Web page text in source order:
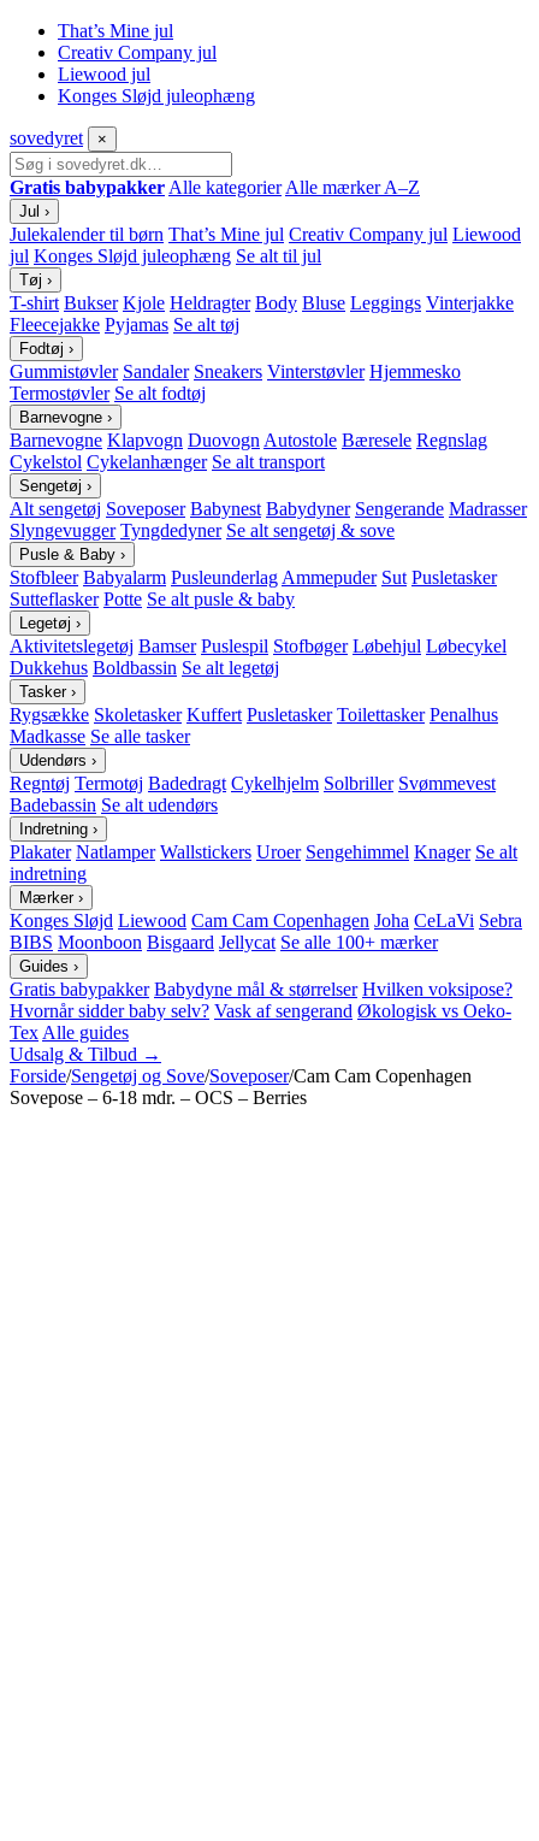
That’s Mine jul
Creativ Company jul
Liewood jul
Konges Sløjd juleophæng
sovedyret ×
Gratis babypakker Alle kategorier Alle mærker A–Z
Jul ›
Julekalender til børn That’s Mine jul Creativ Company jul Liewood
jul Konges Sløjd juleophæng Se alt til jul
Tøj ›
T-shirt Bukser Kjole Heldragter Body Bluse Leggings Vinterjakke
Fleecejakke Pyjamas Se alt tøj
Fodtøj ›
Gummistøvler Sandaler Sneakers Vinterstøvler Hjemmesko
Termostøvler Se alt fodtøj
Barnevogne ›
Barnevogne Klapvogn Duovogn Autostole Bæresele Regnslag
Cykelstol Cykelanhænger Se alt transport
Sengetøj ›
Alt sengetøj Soveposer Babynest Babydyner Sengerande Madrasser
Slyngevugger Tyngdedyner Se alt sengetøj & sove
Pusle & Baby ›
Stofbleer Babyalarm Pusleunderlag Ammepuder Sut Pusletasker
Sutteflasker Potte Se alt pusle & baby
Legetøj ›
Aktivitetslegetøj Bamser Puslespil Stofbøger Løbehjul Løbecykel
Dukkehus Boldbassin Se alt legetøj
Tasker ›
Rygsække Skoletasker Kuffert Pusletasker Toilettasker Penalhus
Madkasse Se alle tasker
Udendørs ›
Regntøj Termotøj Badedragt Cykelhjelm Solbriller Svømmevest
Badebassin Se alt udendørs
Indretning ›
Plakater Natlamper Wallstickers Uroer Sengehimmel Knager Se alt
indretning
Mærker ›
Konges Sløjd Liewood Cam Cam Copenhagen Joha CeLaVi Sebra
BIBS Moonboon Bisgaard Jellycat Se alle 100+ mærker
Guides ›
Gratis babypakker Babydyne mål & størrelser Hvilken voksipose?
Hvornår sidder baby selv? Vask af sengerand Økologisk vs Oeko-
Tex Alle guides
Udsalg & Tilbud →
Forside/Sengetøj og Sove/Soveposer/Cam Cam Copenhagen
Sovepose – 6-18 mdr. – OCS – Berries